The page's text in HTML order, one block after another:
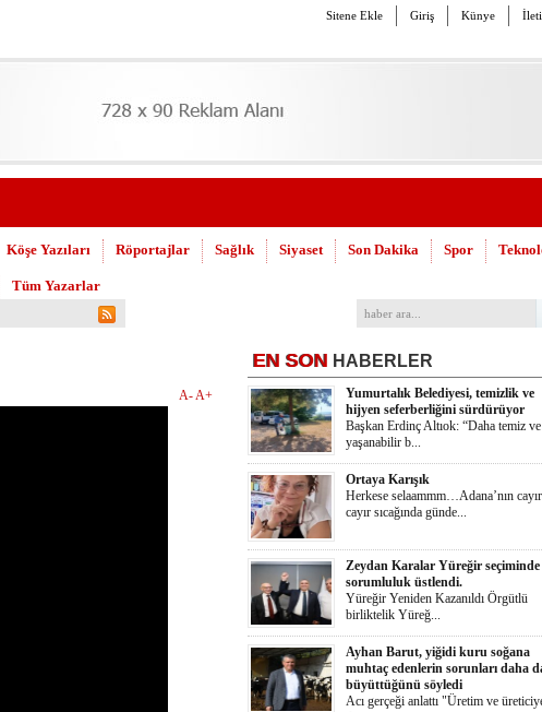
Sitene Ekle Giriş Künye
Köşe Yazıları Röportajlar Sağlık Siyaset Son Dakika Spor
Tüm Yazarlar
A-A+
EN SON HABERLER
Yumurtalık Belediyesi, temizlik ve
hijyen seferberliğini sürdürüyor
Başkan Erdinç Altıok: “Daha temiz ve
yaşanabilir b...
Ortaya Karışık
Herkese selaammm…Adana’nın cayır
cayır sıcağında günde...
Zeydan Karalar Yüreğir seçiminde
sorumluluk üstlendi.
Yüreğir Yeniden Kazanıldı Örgütlü
birliktelik Yüreğ...
Ayhan Barut, yiğidi kuru soğana
muhtaç edenlerin sorunları daha
büyüttüğünü söyledi
Acı gerçeği anlattı "Üretim ve